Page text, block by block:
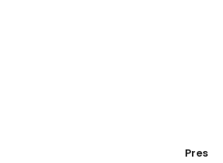
Pres